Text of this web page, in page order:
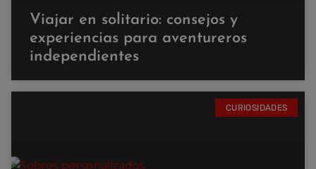
Viajar en solitario: consejos y
experiencias para aventureros
independientes
CURIOSIDADES